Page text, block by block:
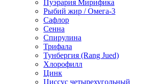
Пуэрария Мирифика
Рыбий жир / Омега-3
Сафлор
Сенна
Спирулина
Трифала
Тунбергия (Rang Jued)
Хлорофилл
Цинк
Циссус четырехугольный